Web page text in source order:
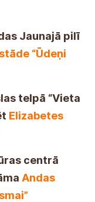
Jaunajā pilī
“Ūdeņi
telpā “Vieta
Elizabetes
centrā
Andas